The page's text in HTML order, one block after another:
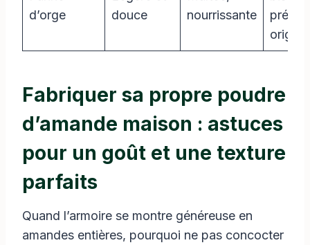
d’orge
douce
nourrissante
Fabriquer sa propre poudre
d’amande maison : astuces
pour un goût et une texture
parfaits
Quand l’armoire se montre généreuse en
amandes entières, pourquoi ne pas concocter